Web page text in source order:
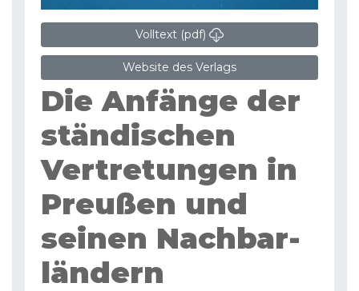
Volltext (pdf)
Website des Verlags
Die Anfänge der
ständischen
Vertretungen in
Preußen und
seinen Nachbar­
ländern